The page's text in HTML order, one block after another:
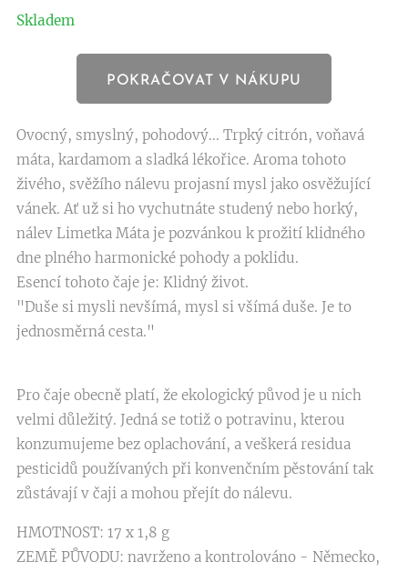
Skladem
POKRAČOVAT V NÁKUPU
Ovocný, smyslný, pohodový... Trpký citrón, voňavá
máta, kardamom a sladká lékořice. Aroma tohoto
živého, svěžího nálevu projasní mysl jako osvěžující
vánek. Ať už si ho vychutnáte studený nebo horký,
nálev Limetka Máta je pozvánkou k prožití klidného
dne plného harmonické pohody a poklidu.
Esencí tohoto čaje je: Klidný život.
"Duše si mysli nevšímá, mysl si všímá duše. Je to
jednosměrná cesta."
Pro čaje obecně platí, že ekologický původ je u nich
velmi důležitý. Jedná se totiž o potravinu, kterou
konzumujeme bez oplachování, a veškerá residua
pesticidů používaných při konvenčním pěstování tak
zůstávají v čaji a mohou přejít do nálevu.
HMOTNOST: 17 x 1,8 g
ZEMĚ PŮVODU: navrženo a kontrolováno - Německo,